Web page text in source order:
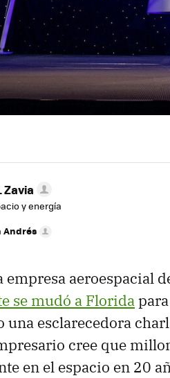
Zavia
y energía
Andrés
empresa aeroespacial
se mudó a Florida
una esclarecedora
cree que
en el espacio en 20